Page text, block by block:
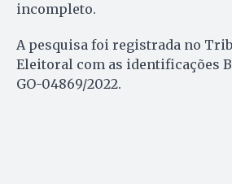
incompleto.
A pesquisa foi registrada no
Eleitoral com as identificações
GO-04869/2022.